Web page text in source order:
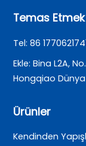
Temas Etmek
Tel: 86
Ekle: Bina L2A,
Hongqiao
Ürünler
Kendinden